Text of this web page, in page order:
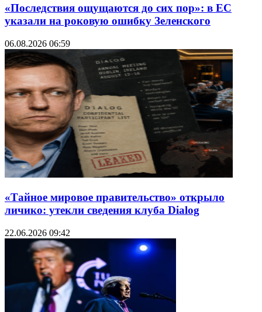
«Последствия ощущаются до сих пор»: в ЕС
указали на роковую ошибку Зеленского
06.08.2026 06:59
«Тайное мировое правительство» открыло
личико: утекли сведения клуба Dialog
22.06.2026 09:42